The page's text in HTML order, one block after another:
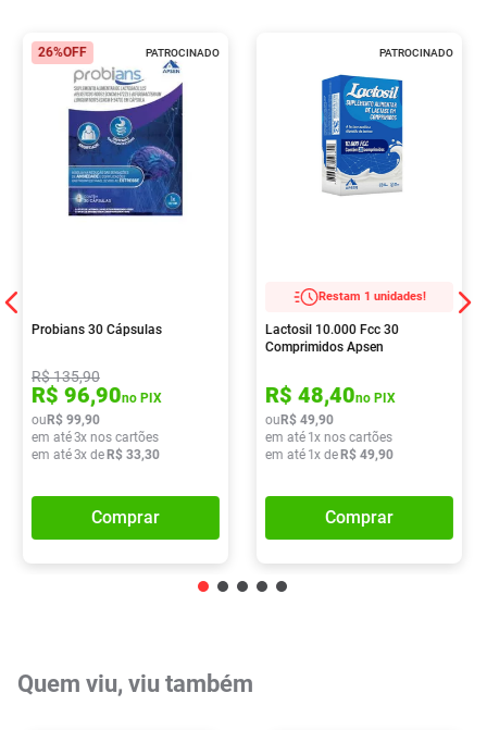
PATROCINADO
26%OFF
Probians 30 Cápsulas
R$135,90
R$ 96,90no PIX
ou R$ 99,90
em até3x nos cartões
em até3x de R$ 33,30
Comprar
PATROCINADO
Restam 1 unidades!
Lactosil 10.000 Fcc 30
Comprimidos Apsen
R$ 48,40no PIX
ou R$ 49,90
em até 1x nos cartões
em até 1x de R$ 49,90
Comprar
Quem viu, viu também